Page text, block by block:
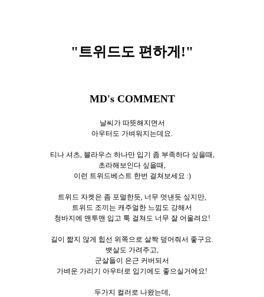
"트위드도 편하게 !"
MD's COMMENT
날씨가 따뜻해지면서
아우터도 가벼워지는데요.
티나 셔츠, 블라우스 하나만 입기 좀 부족하다 싶을때,
초라해보인다 싶을때,
이런 트위드베스트 한번 걸쳐보세요 :)
트위드 자켓은 좀 포멀한듯, 너무 멋낸듯 싶지만,
트위드 조끼는 캐주얼한 느낌도 강해서
청바지에 맨투맨 입고 툭 걸쳐도 너무 잘 어울려요!
길이 짧지 않게 힙선 위쪽으로 살짝 덮어줘서 좋구요.
뱃살도 가려주고,
군살들이 은근 커버되서
가벼운 가리기 아우터로 입기에도 좋으실거에요!
두가지 컬러로 나왔는데,